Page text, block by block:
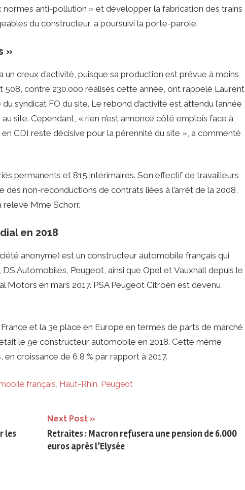
normes anti-pollution » et développer la fabrication des trains
du constructeur, a poursuivi la porte-parole.
»
creux d’activité, puisque sa production est prévue à moins
508, contre 230.000 réalisés cette année, ont rappelé Laurent
syndicat FO du site. Le rebond d’activité est attendu l’année
site. Cependant, « rien n’est annoncé côté emplois face à
CDI reste décisive pour la pérennité du site », a commenté
permanents et 815 intérimaires. Son effectif de travailleurs
des non-reconductions de contrats liées à l’arrêt de la 2008,
relevé Mme Schorr.
en 2018
anonyme) est un constructeur automobile français qui
Automobiles, Peugeot, ainsi que Opel et Vauxhall depuis le
Motors en mars 2017. PSA Peugeot Citroën est devenu
et la 3e place en Europe en termes de parts de marché
le 9e constructeur automobile en 2018. Cette même
croissance de 6,8 % par rapport à 2017.
français, Haut-Rhin, Peugeot
les
Next Post
Retraites : Macron refusera une pension de 6.000
euros après l’Elysée